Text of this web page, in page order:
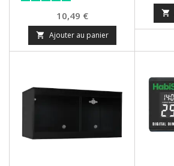
Prix
10,49 €
 Ajouter au panier
